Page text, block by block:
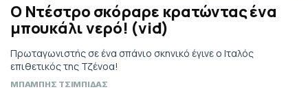
Ο Ντέστρο σκόραρε κρατώντας ένα
μπουκάλι νερό! (vid)
Πρωταγωνιστής σε ένα σπάνιο σκηνικό έγινε ο Ιταλός
επιθετικός της Τζένοα!
ΜΠΑΜΠΗΣ ΤΣΙΜΠΙΔΑΣ